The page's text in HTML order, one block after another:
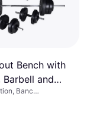
Bench with
Barbell and
60.5kg
Banc